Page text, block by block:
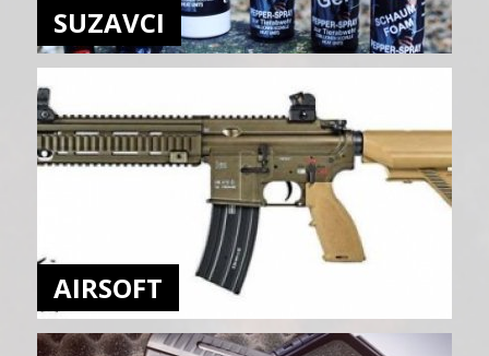
SUZAVCI
AIRSOFT